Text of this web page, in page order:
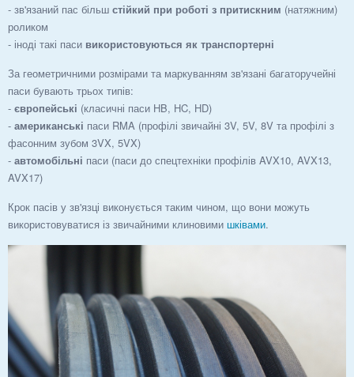
- зв'язаний пас більш стійкий при роботі з притискним (натяжним)
роликом
- іноді такі паси використовуються як транспортерні
За геометричними розмірами та маркуванням зв'язані багаторучейні
паси бувають трьох типів:
- європейські (класичні паси HB, HC, HD)
- американські паси RMA (профілі звичайні 3V, 5V, 8V та профілі з
фасонним зубом 3VX, 5VX)
- автомобільні паси (паси до спецтехніки профілів AVX10, AVX13,
AVX17)
Крок пасів у зв'язці виконується таким чином, що вони можуть
використовуватися із звичайними клиновими шківами.